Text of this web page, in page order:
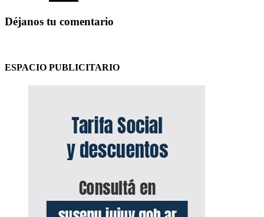
Déjanos tu comentario
ESPACIO PUBLICITARIO